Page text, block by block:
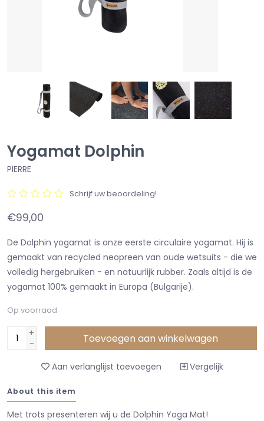
Yogamat Dolphin
PIERRE
Schrijf uw beoordeling!
€99,00
De Dolphin yogamat is onze eerste circulaire yogamat. Hij is
gemaakt van recycled neopreen van oude wetsuits - die we
volledig hergebruiken - en natuurlijk rubber. Zoals altijd is de
yogamat 100% gemaakt in Europa (Bulgarije).
Op voorraad
+
-
Toevoegen aan winkelwagen
Aan verlanglijst toevoegen Vergelijk
About this item
Met trots presenteren wij u de Dolphin Yoga Mat!